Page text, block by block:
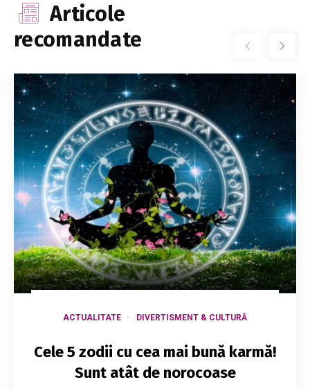
Articole
recomandate
ACTUALITATE DIVERTISMENT & CULTURĂ
Cele 5 zodii cu cea mai bună karmă!
Sunt atât de norocoase